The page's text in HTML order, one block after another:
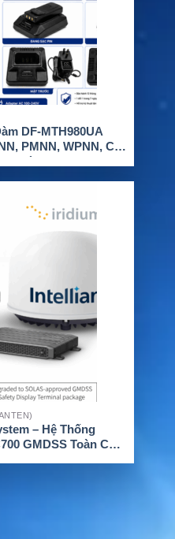
DF-MTH980UA
PMNN, WPNN, CP,
Và PRO
– Hệ Thống
GMDSS Toàn Cầu